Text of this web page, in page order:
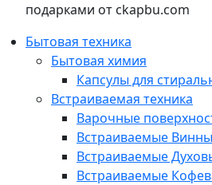
подарками от ckapbu.com
Бытовая техника
Бытовая химия
Капсулы для
Встраиваемая техника
Варочные
Встраиваемые
Встраиваемые
Встраиваемые